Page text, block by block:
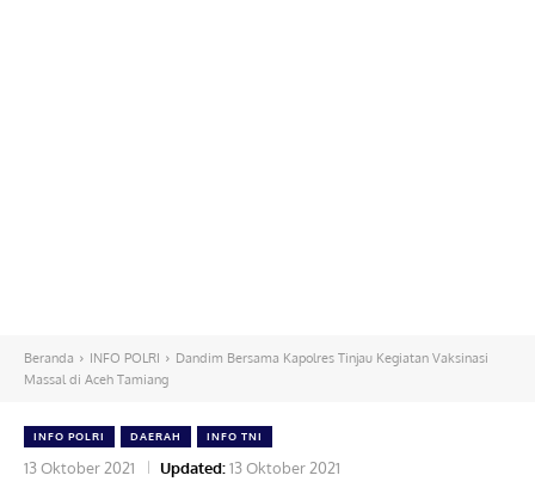
Beranda INFO POLRI
Dandim Bersama Kapolres Tinjau Kegiatan Vaksinasi
Massal di Aceh Tamiang
INFO POLRI DAERAH INFO TNI
13 Oktober 2021 Updated:13 Oktober 2021